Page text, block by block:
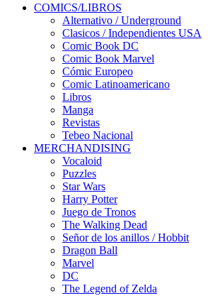
COMICS/LIBROS
Alternativo / Underground
Clasicos / Independientes USA
Comic Book DC
Comic Book Marvel
Cómic Europeo
Comic Latinoamericano
Libros
Manga
Revistas
Tebeo Nacional
MERCHANDISING
Vocaloid
Puzzles
Star Wars
Harry Potter
Juego de Tronos
The Walking Dead
Señor de los anillos / Hobbit
Dragon Ball
Marvel
DC
The Legend of Zelda